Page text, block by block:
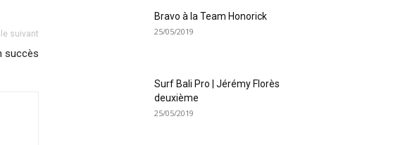
suivant
succès
Bravo à la Team Honorick
25/05/2019
Surf Bali Pro | Jérémy Florès
deuxième
25/05/2019